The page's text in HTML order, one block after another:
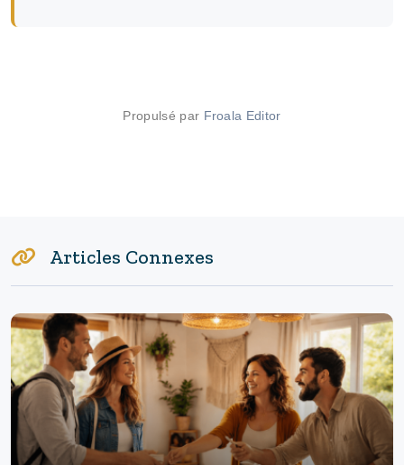
Propulsé par Froala Editor
Articles Connexes